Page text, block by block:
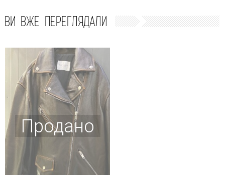
ВИ ВЖЕ ПЕРЕГЛЯДАЛИ
Продано